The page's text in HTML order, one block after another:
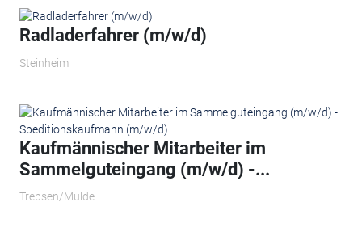
Radladerfahrer (m/w/d)
Steinheim
Kaufmännischer Mitarbeiter im
Sammelguteingang (m/w/d) -...
Trebsen/Mulde